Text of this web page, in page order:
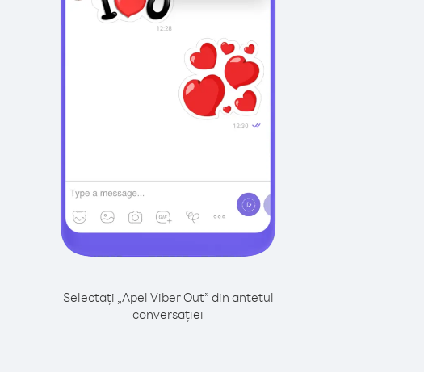
Selectați „Apel Viber Out” din antetul
conversației